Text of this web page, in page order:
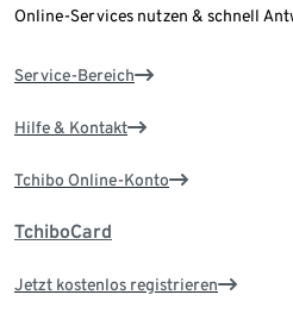
Online-Services nutzen & schnell
Service-Bereich
Hilfe & Kontakt
Tchibo Online-Konto
TchiboCard
Jetzt kostenlos registrieren